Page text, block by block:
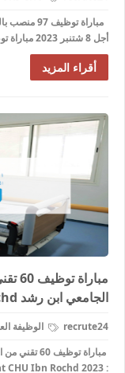
مباراة
أجل 8 شتنبر 2023 مباراة توظيف 97 منصب بالمركز الاستشفائي الجامعي محم...
أقراء المزيد
الجامعي ابن رشد CHU Ibn Rochd اخر أجل 25 يوليوز 2023
recrute24 الوظيفة
مباراة
CHU Ibn Rochd 2023 :